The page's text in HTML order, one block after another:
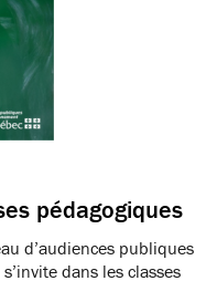
pédagogiques
d’audiences publiques
dans les classes